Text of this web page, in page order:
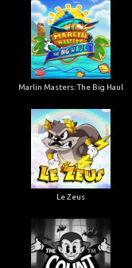
Marlin Masters: The Big Haul
Le Zeus